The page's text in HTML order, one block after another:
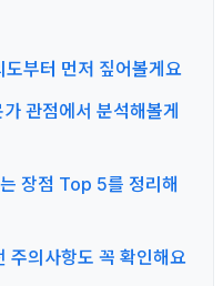
도부터 먼저 짚어볼게요
관점에서 분석해볼게
장점 Top 5를 정리해
주의사항도 꼭 확인해요